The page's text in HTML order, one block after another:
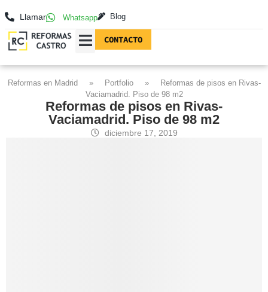
CONTACTO
Llamar Whatsapp Blog
Reformas en Madrid » Portfolio »
Reformas de pisos en Rivas-
Vaciamadrid. Piso de 98 m2
Reformas de pisos en Rivas-
Vaciamadrid. Piso de 98 m2
diciembre 17, 2019